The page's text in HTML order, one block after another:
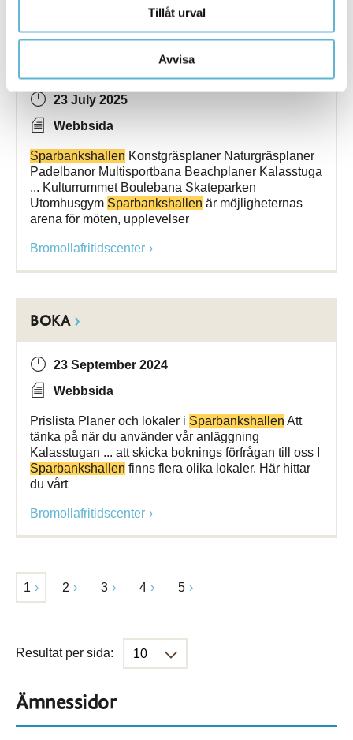
Tillåt urval
Avvisa
23 July 2025
Webbsida
Sparbankshallen Konstgräsplaner Naturgräsplaner
Padelbanor Multisportbana Beachplaner Kalasstuga
... Kulturrummet Boulebana Skateparken
Utomhusgym Sparbankshallen är möjligheternas
arena för möten, upplevelser
Bromollafritidscenter
BOKA
23 September 2024
Webbsida
Prislista Planer och lokaler i Sparbankshallen Att
tänka på när du använder vår anläggning
Kalasstugan ... att skicka boknings förfrågan till oss I
Sparbankshallen finns flera olika lokaler. Här hittar
du vårt
Bromollafritidscenter
1 2 3 4 5
Resultat per sida:
Ämnessidor